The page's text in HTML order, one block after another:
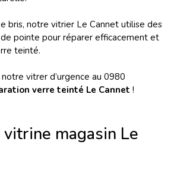
bris, notre vitrier Le Cannet utilise des
pointe pour réparer efficacement et
teinté.
vitrer d’urgence au 0980
verre teinté Le Cannet !
vitrine magasin Le